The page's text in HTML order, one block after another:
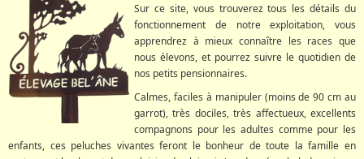
Sur ce site, vous trouverez tous les détails du
fonctionnement de notre exploitation, vous
apprendrez à mieux connaître les races que
nous élevons, et pourrez suivre le quotidien de
nos petits pensionnaires.
Calmes, faciles à manipuler (moins de 90 cm au
garrot), très dociles, très affectueux, excellents
compagnons pour les adultes comme pour les
enfants, ces peluches vivantes feront le bonheur de toute la famille en